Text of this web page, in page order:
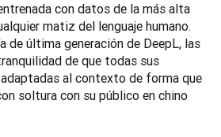
con datos de la más alta
matiz del lenguaje humano.
de última generación de DeepL, las
de que todas sus
al contexto de forma que
soltura con su público en chino